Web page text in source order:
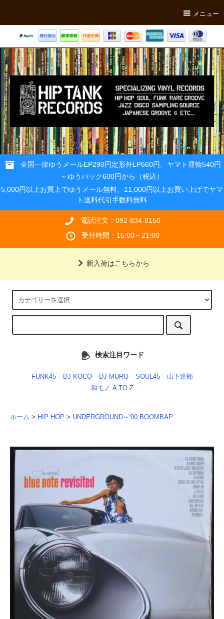
メニュー
全国一律ゆうメールEP290円定形外LP660円、ヤマト運輸540円
～ゆうパック600円から（税込）
5,000円以上お買上でゆうメール無料、11,000円以上お買い上げでヤマ
ト送料代引手数料無料
電話注文：092-834-8150
受付時間：15:00～21:00
新入荷はこちらから
検索注目ワード
FUNK45 DJ KOCO DJ MURO SOUL45
山下達郎
和モノ A TO Z
ホーム > HIP HOP > UNDERGROUND～'00 BOOMBAP